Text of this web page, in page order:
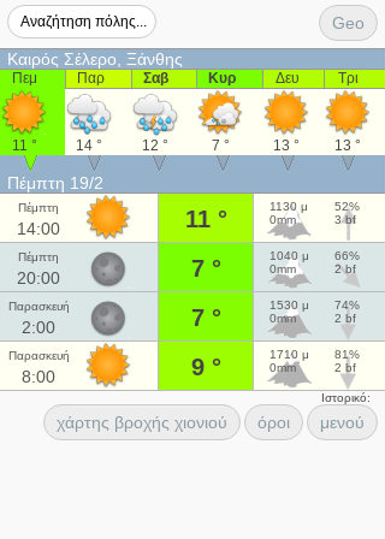
Geo
Καιρός Σέλερο, Ξάνθης
Πεμ
11 °
Παρ
14 °
Σαβ
12 °
Κυρ
7 °
Δευ
13 °
Τρι
13 °
Πέμπτη 19/2
Πέμπτη
14:00 11 °
1130 μ
0mm
52%
3 bf
Πέμπτη
20:00 7 °
1040 μ
0mm
66%
2 bf
Παρασκευή
2:00 7 °
1530 μ
0mm
74%
2 bf
Παρασκευή
8:00 9 °
1710 μ
0mm
81%
2 bf
Ιστορικό:
χάρτης βροχής χιονιού όροι μενού